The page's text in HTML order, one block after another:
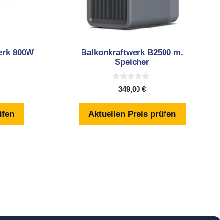
800W
Balkonkraftwerk B2500 m.
Speicher
5
349,00 €
Aktuellen Preis prüfen